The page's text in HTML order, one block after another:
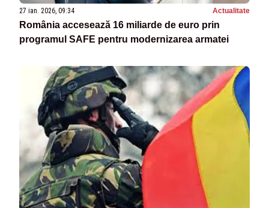
27 ian. 2026, 09:34 Actualitate
România accesează 16 miliarde de euro prin
programul SAFE pentru modernizarea armatei